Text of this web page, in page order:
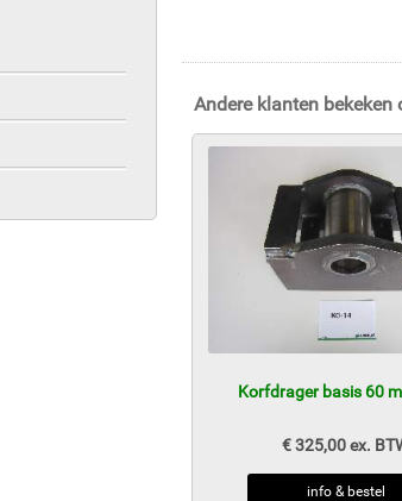
Andere klanten bekeken
Korfdrager basis 60
€ 325,00 ex.
info & bestel